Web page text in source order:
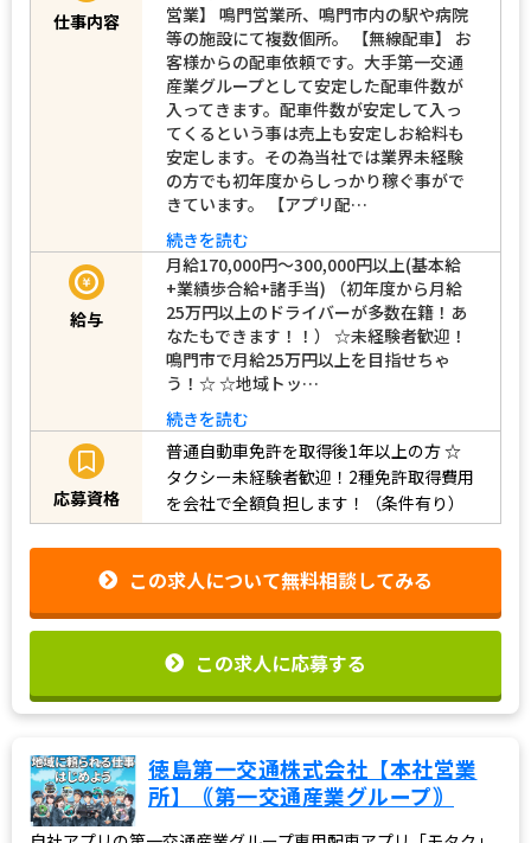
仕事内容
営業】 鳴門営業所、鳴門市内の駅や病院
等の施設にて複数個所。 【無線配車】 お
客様からの配車依頼です。大手第一交通
産業グループとして安定した配車件数が
入ってきます。配車件数が安定して入っ
てくるという事は売上も安定しお給料も
安定します。その為当社では業界未経験
の方でも初年度からしっかり稼ぐ事がで
きています。 【アプリ配…
続きを読む
給与
月給170,000円～300,000円以上(基本給
+業績歩合給+諸手当) （初年度から月給
25万円以上のドライバーが多数在籍！あ
なたもできます！！） ☆未経験者歓迎！
鳴門市で月給25万円以上を目指せちゃ
う！☆ ☆地域トッ…
続きを読む
応募資格
普通自動車免許を取得後1年以上の方☆
タクシー未経験者歓迎！2種免許取得費用
を会社で全額負担します！（条件有り）
この求人について無料相談してみる
この求人に応募する
徳島第一交通株式会社【本社営業
所】｟第一交通産業グループ｠